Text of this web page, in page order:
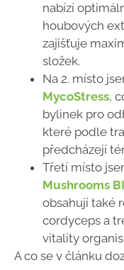
nabízí
houbových
zajišťuje
složek.
Na 2. místo
MycoStress,
bylinek pro
které podle
předcházejí
Třetí místo
Mushrooms
obsahují také
cordyceps a
vitality
A co se v článku